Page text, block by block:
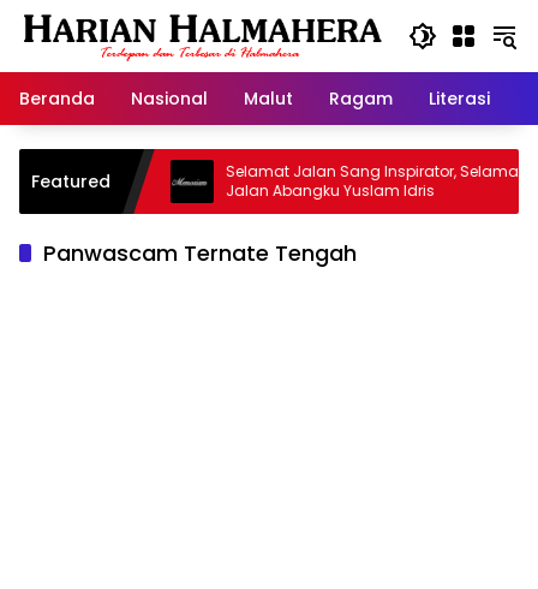
Langsung
Beranda
Nasional Malut Ragam Literasi
Featured
Warisan
Selamat Jalan Sang Inspirator, Selamat
Jalan Abangku Yuslam Idris
Panwascam Ternate Tengah